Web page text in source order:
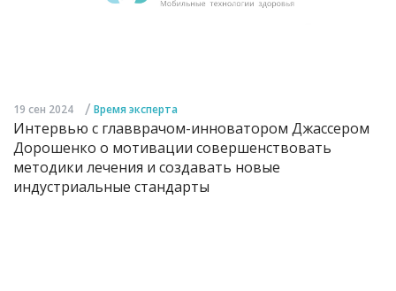
19 сен 2024 / Время эксперта
Интервью с главврачом-инноватором Джассером
Дорошенко о мотивации совершенствовать
методики лечения и создавать новые
индустриальные стандарты